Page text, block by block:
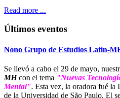
Read more ...
Últimos eventos
Nono Grupo de Estudios Latin-
Se llevó a cabo el 29 de mayo,
MHcon el tema "Nuevas
Mental". Esta vez, la oradora fué
de la Universidad de São Paulo. El